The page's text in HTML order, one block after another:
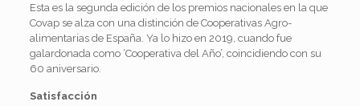
Esta es la segunda edición de los premios nacionales en la que
Covap se alza con una distinción de Cooperativas Agro-
alimentarias de España. Ya lo hizo en 2019, cuando fue
galardonada como ‘Cooperativa del Año’, coincidiendo con su
60 aniversario.
Satisfacción